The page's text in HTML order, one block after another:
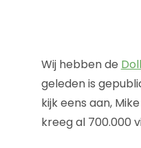
Wij hebben de
geleden is
kijk eens aan,
kreeg al 700.000